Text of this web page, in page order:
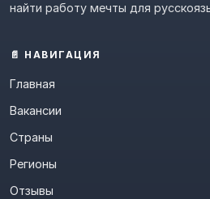
найти работу мечты для
📄 НАВИГАЦИЯ
Главная
Вакансии
Страны
Регионы
Отзывы